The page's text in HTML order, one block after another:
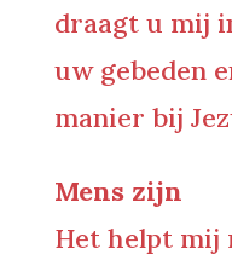
draagt u mij
uw gebeden
manier bij
Mens zijn
Het helpt mij